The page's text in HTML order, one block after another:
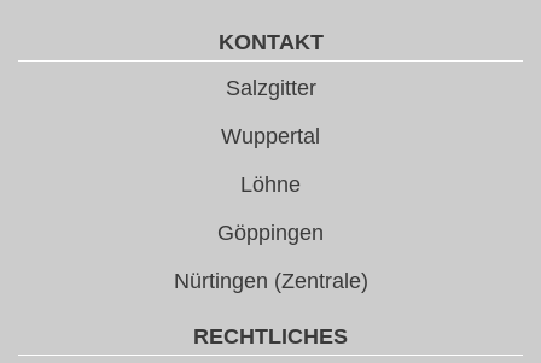
KONTAKT
Salzgitter
Wuppertal
Löhne
Göppingen
Nürtingen (Zentrale)
RECHTLICHES